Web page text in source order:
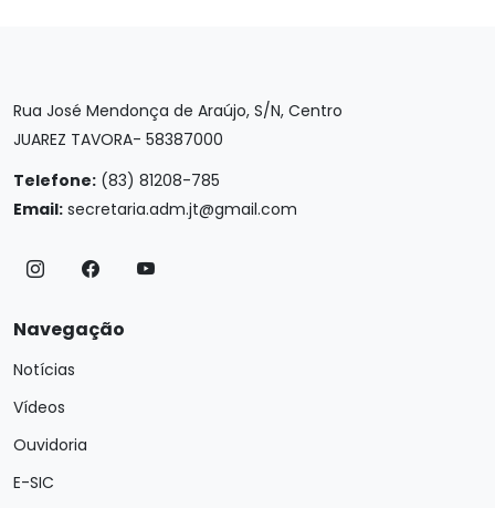
Rua José Mendonça de Araújo, S/N, Centro
JUAREZ TAVORA- 58387000
Telefone: (83) 81208-785
Email: secretaria.adm.jt@gmail.com
Navegação
Notícias
Vídeos
Ouvidoria
E-SIC